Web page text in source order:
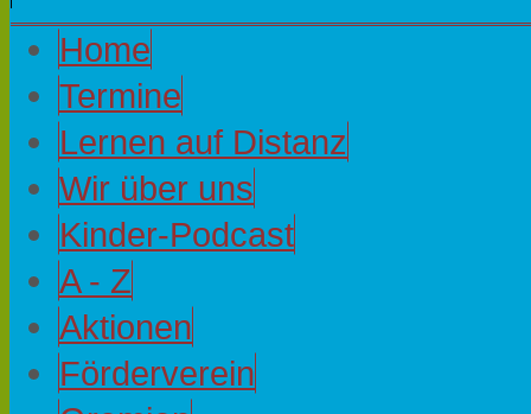
Home
Termine
Lernen auf Distanz
Wir über uns
Kinder-Podcast
A - Z
Aktionen
Förderverein